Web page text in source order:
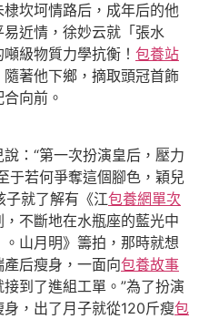
坎坷情路后，成年后的他
近情，徐妙云就「張水
級物質力學抗衡！ 包養站
著他下鄉，摘取頭冠首飾
向前。
：“第一次扮演皇后，壓力
于若何爭奪這個腳色，穎兒
子就了解有《江包養網單次
不斷地在水瓶座的藍光中
山月明》籌拍，那時就想
后瘦身，一面向包養故事
到了進組工單。”為了扮演
，出了月子就從120斤瘦包